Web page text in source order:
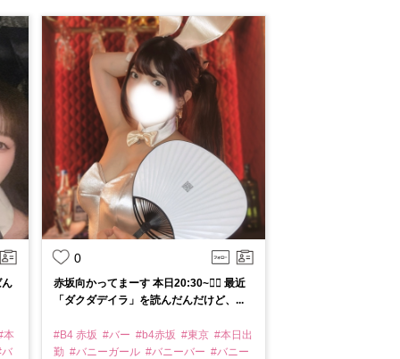
本
0
赤坂向かってまーす 本日20:30~👯‍♀️ 最近
「ダクダデイラ」を読んだんだけど、...
#B4 赤坂 #バー #b4赤坂 #東京 #本日出
勤 #バニーガール #バニーバー #バニー